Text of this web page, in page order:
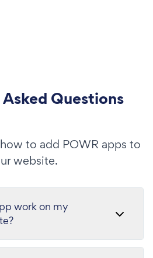
Questions
to add POWR apps to
website.
work on my